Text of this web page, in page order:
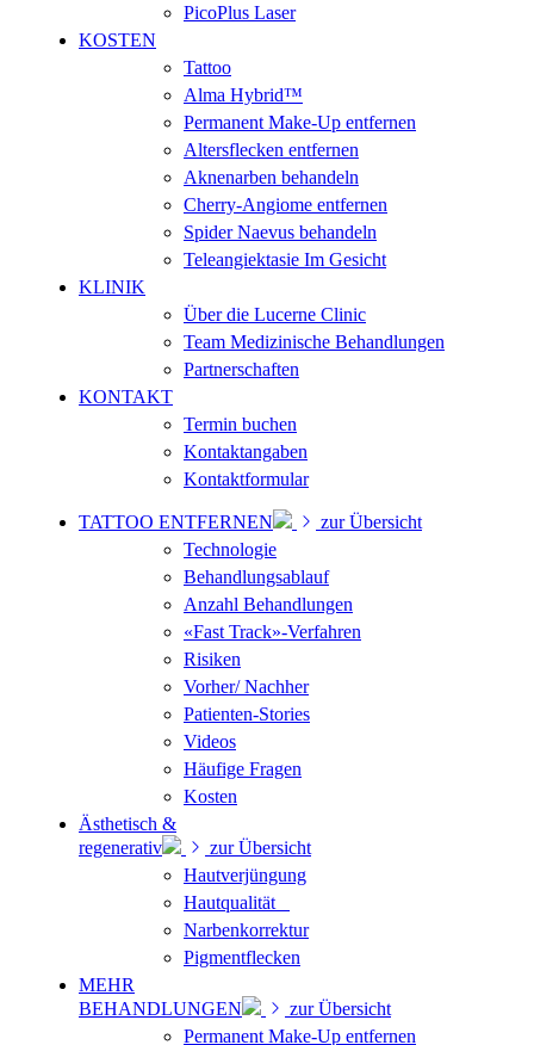
PicoPlus Laser
KOSTEN
Tattoo
Alma Hybrid™
Permanent Make-Up entfernen
Altersflecken entfernen
Aknenarben behandeln
Cherry-Angiome entfernen
Spider Naevus behandeln
Teleangiektasie Im Gesicht
KLINIK
Über die Lucerne Clinic
Team Medizinische Behandlungen
Partnerschaften
KONTAKT
Termin buchen
Kontaktangaben
Kontaktformular
TATTOO ENTFERNEN
zur Übersicht
Technologie
Behandlungsablauf
Anzahl Behandlungen
«Fast Track»-Verfahren
Risiken
Vorher/ Nachher
Patienten-Stories
Videos
Häufige Fragen
Kosten
Ästhetisch &
regenerativ
zur Übersicht
Hautverjüngung
Hautqualität
Narbenkorrektur
Pigmentflecken
MEHR
BEHANDLUNGEN
zur Übersicht
Permanent Make-Up entfernen